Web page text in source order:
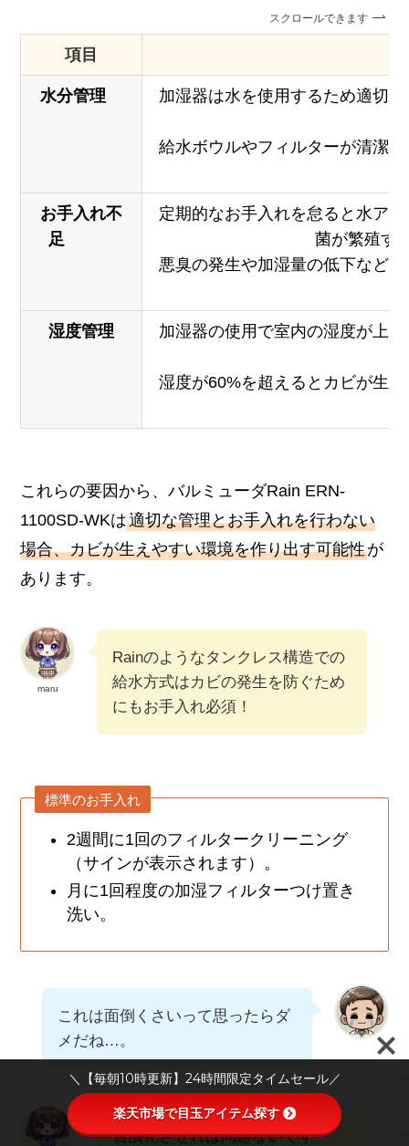
スクロールできます
項目
水分管理
加湿器は水を使用するため適切
給水ボウルやフィルターが清潔
お手入れ不
足
定期的なお手入れを怠ると水ア
菌が繁殖す
悪臭の発生や加湿量の低下など
湿度管理 加湿器の使用で室内の湿度が上
湿度が60%を超えるとカビが生
これらの要因から、バルミューダRain ERN-
1100SD-WKは適切な管理とお手入れを行わない
場合、カビが生えやすい環境を作り出す可能性が
あります。
maru
Rainのようなタンクレス構造での
給水方式はカビの発生を防ぐため
にもお手入れ必須！
標準のお手入れ
2週間に1回のフィルタークリーニング
（サインが表示されます）。
月に1回程度の加湿フィルターつけ置き
洗い。
これは面倒くさいって思ったらダ
メだね…。
習慣化させれば問題ないです
＼【毎朝10時更新】24時間限定タイムセール／
楽天市場で目玉アイテム探す